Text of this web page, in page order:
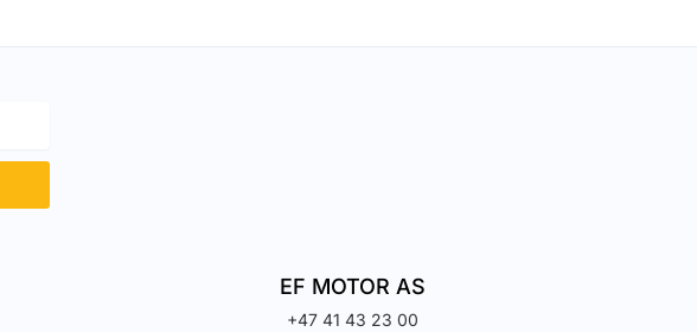
EF MOTOR AS
+47 41 43 23 00